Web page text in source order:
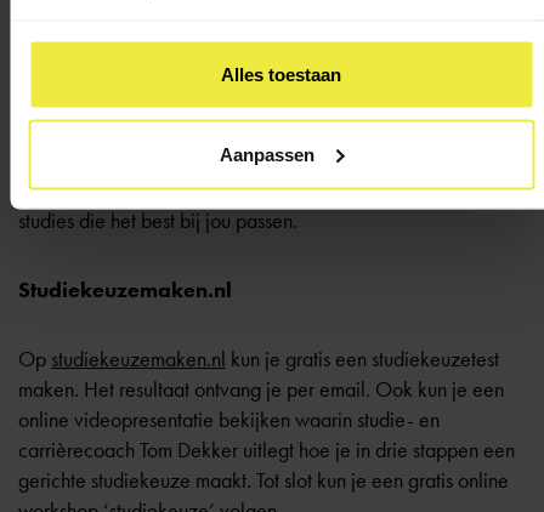
Alles toestaan
Aanpassen
vakantieplaats gaan en wat de bestemming nog leuker kan
maken’. Jij geeft vervolgens aan in hoeverre dit jou
aanspreekt door een van de volgende tekens aan te vinken:
– -, -, +/- + en ++. Het invullen van de test duurt ongeveer
een half uur. Na afloop ontvang je de uitslag per mail. De
uitslag geeft jou een globaal beeld van de sectoren en
studies die het best bij jou passen.
Studiekeuzemaken.nl
Op studiekeuzemaken.nl kun je gratis een studiekeuzetest
maken. Het resultaat ontvang je per email. Ook kun je een
online videopresentatie bekijken waarin studie- en
carrièrecoach Tom Dekker uitlegt hoe je in drie stappen een
gerichte studiekeuze maakt. Tot slot kun je een gratis online